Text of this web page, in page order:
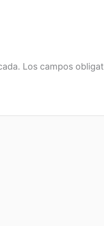
Los campos